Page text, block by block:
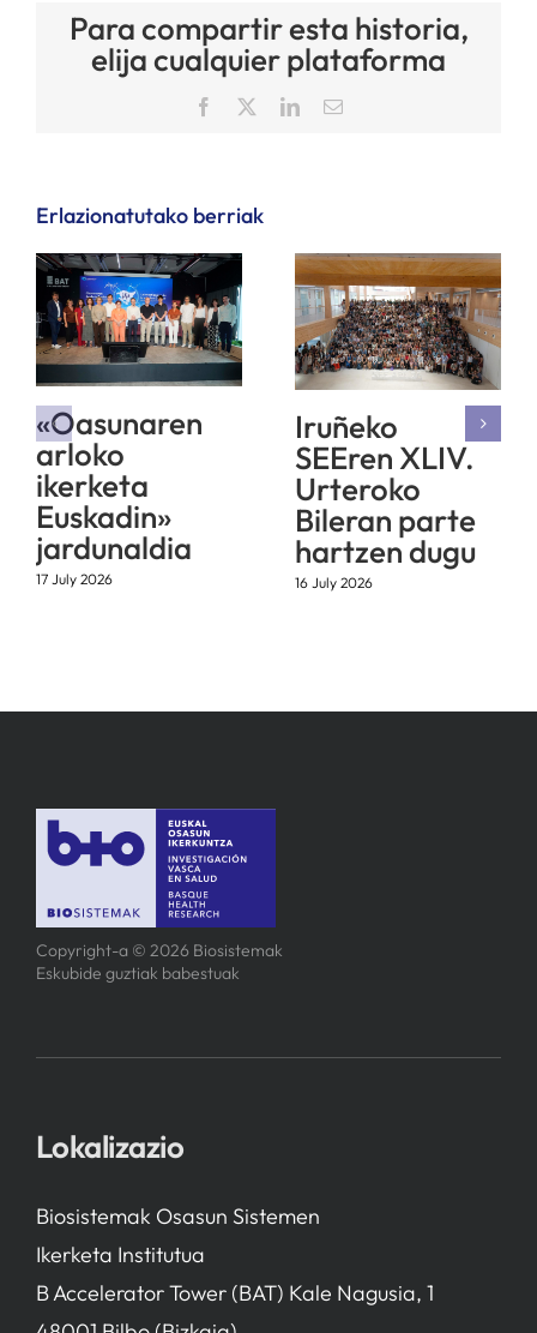
Para compartir esta historia,
elija cualquier plataforma
Facebook LinkedInEmail
Erlazionatutako berriak
«Oasunaren
arloko
ikerketa
Euskadin»
jardunaldia
17 July 2026
Iruñeko
SEEren XLIV.
Urteroko
Bileran parte
hartzen dugu
16 July 2026
Copyright-a © 2026 Biosistemak
Eskubide guztiak babestuak
Lokalizazio
Biosistemak Osasun Sistemen
Ikerketa Institutua
B Accelerator Tower (BAT) Kale Nagusia, 1